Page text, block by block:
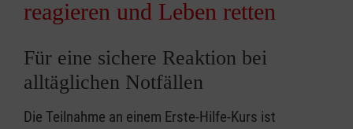
reagieren und Leben retten
Für eine sichere Reaktion bei
alltäglichen Notfällen
Die Teilnahme an einem Erste-Hilfe-Kurs ist